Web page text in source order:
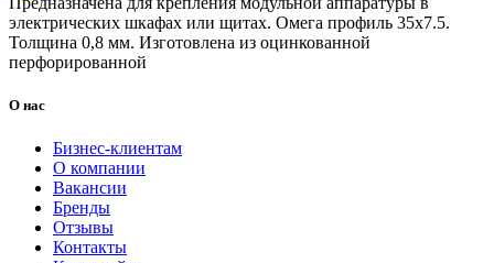
электрических шкафах или щитах. Омега профиль 35х7.5.
Толщина 0,8 мм. Изготовлена из оцинкованной
перфорированной
О нас
Бизнес-клиентам
О компании
Вакансии
Бренды
Отзывы
Контакты